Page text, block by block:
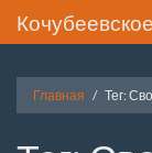
Главная Тег: